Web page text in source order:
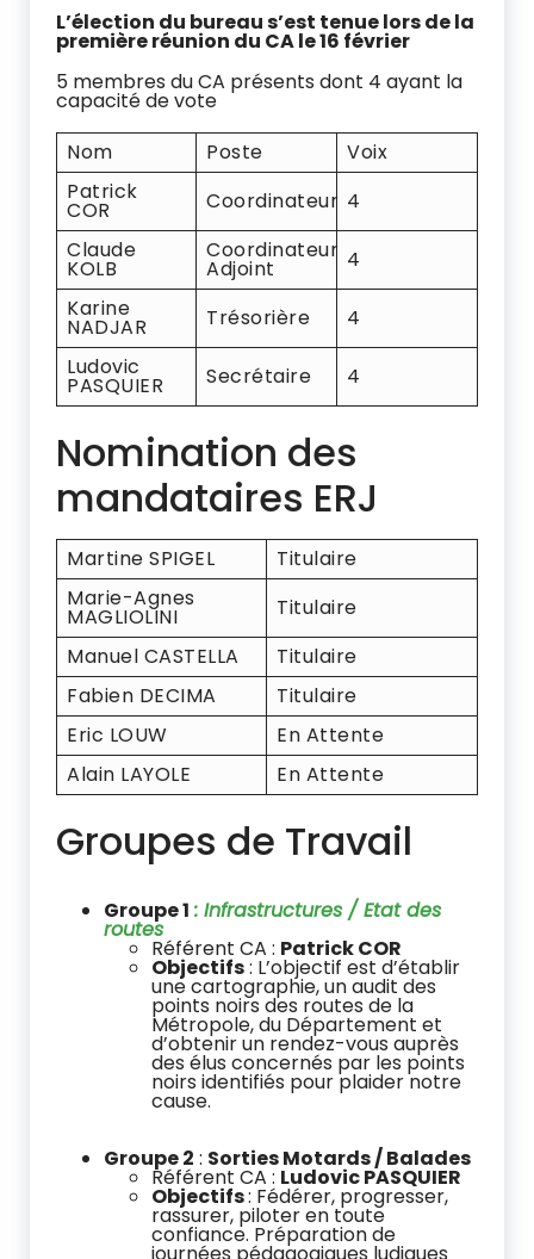
L’élection du bureau s’est tenue lors de la
première réunion du CA le 16 février
5 membres du CA présents dont 4 ayant la
capacité de vote
Nom
Poste
Voix
Patrick
COR Coordinateur 4
Claude
KOLB
Coordinateur
Adjoint
4
Karine
NADJAR Trésorière
4
Ludovic
PASQUIER Secrétaire 4
Nomination des
mandataires ERJ
Martine SPIGEL
Titulaire
Marie-Agnes
MAGLIOLINI
Titulaire
Manuel CASTELLA
Titulaire
Fabien DECIMA
Titulaire
Eric LOUW
En Attente
Alain LAYOLE
En Attente
Groupes de Travail
Groupe 1 : Infrastructures / Etat des
routes
Référent CA : Patrick COR
Objectifs: L’objectif est d’établir
une cartographie, un audit des
points noirs des routes de la
Métropole, du Département et
d’obtenir un rendez-vous auprès
des élus concernés par les points
noirs identifiés pour plaider notre
cause.
Groupe 2 : Sorties Motards / Balades
Référent CA : Ludovic PASQUIER
Objectifs: Fédérer, progresser,
rassurer, piloter en toute
confiance. Préparation de
journées pédagogiques ludiques